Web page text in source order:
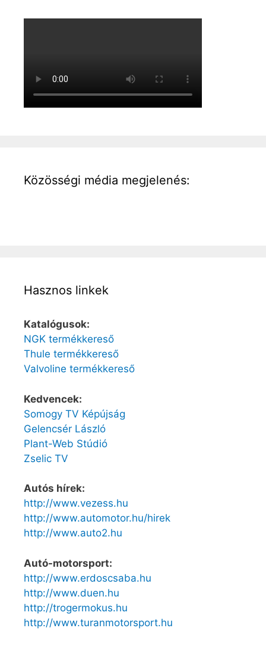
Közösségi média megjelenés:
Hasznos linkek
Katalógusok:
NGK termékkereső
Thule termékkereső
Valvoline termékkereső
Kedvencek:
Somogy TV Képújság
Gelencsér László
Plant-Web Stúdió
Zselic TV
Autós hírek:
http://www.vezess.hu
http://www.automotor.hu/hirek
http://www.auto2.hu
Autó-motorsport:
http://www.erdoscsaba.hu
http://www.duen.hu
http://trogermokus.hu
http://www.turanmotorsport.hu